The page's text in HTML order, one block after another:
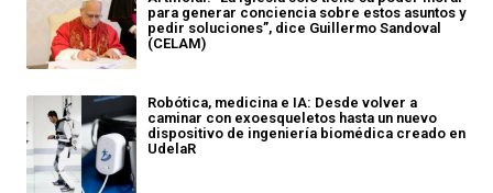
para generar conciencia sobre estos asuntos y
pedir soluciones”, dice Guillermo Sandoval
(CELAM)
Robótica, medicina e IA: Desde volver a
caminar con exoesqueletos hasta un nuevo
dispositivo de ingeniería biomédica creado en
UdelaR